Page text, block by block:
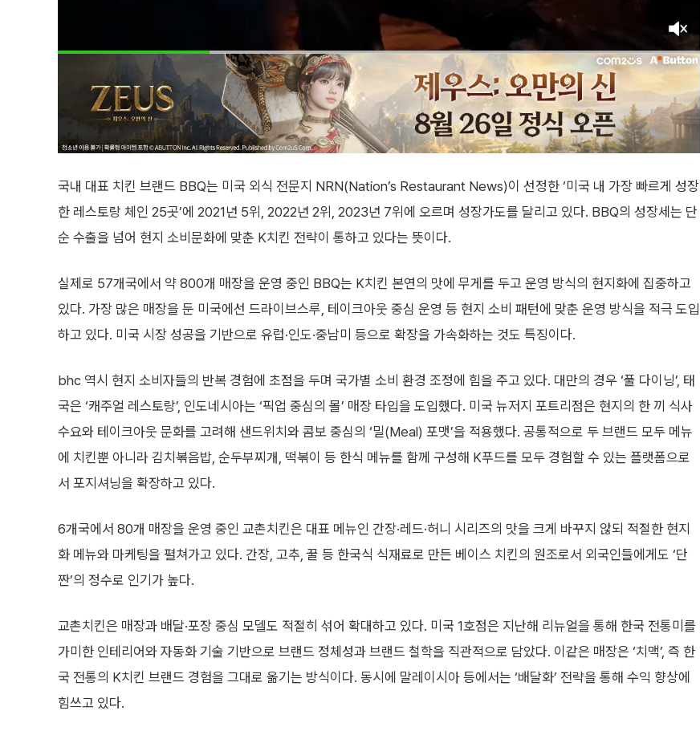
국내 대표 치킨 브랜드 BBQ는 미국 외식 전문지 NRN(Nation’s Restaurant News)이 선정한 ‘미국 내 가장 빠르게 성장
한 레스토랑 체인 25곳’에 2021년 5위, 2022년 2위, 2023년 7위에 오르며 성장가도를 달리고 있다. BBQ의 성장세는 단
순 수출을 넘어 현지 소비문화에 맞춘 K치킨 전략이 통하고 있다는 뜻이다.
실제로 57개국에서 약 800개 매장을 운영 중인 BBQ는 K치킨 본연의 맛에 무게를 두고 운영 방식의 현지화에 집중하고
있다. 가장 많은 매장을 둔 미국에선 드라이브스루, 테이크아웃 중심 운영 등 현지 소비 패턴에 맞춘 운영 방식을 적극 도입
하고 있다. 미국 시장 성공을 기반으로 유럽·인도·중남미 등으로 확장을 가속화하는 것도 특징이다.
bhc 역시 현지 소비자들의 반복 경험에 초점을 두며 국가별 소비 환경 조정에 힘을 주고 있다. 대만의 경우 ‘풀 다이닝’, 태
국은 ‘캐주얼 레스토랑’, 인도네시아는 ‘픽업 중심의 몰’ 매장 타입을 도입했다. 미국 뉴저지 포트리점은 현지의 한 끼 식사
수요와 테이크아웃 문화를 고려해 샌드위치와 콤보 중심의 ‘밀(Meal) 포맷’을 적용했다. 공통적으로 두 브랜드 모두 메뉴
에 치킨뿐 아니라 김치볶음밥, 순두부찌개, 떡볶이 등 한식 메뉴를 함께 구성해 K푸드를 모두 경험할 수 있는 플랫폼으로
서 포지셔닝을 확장하고 있다.
6개국에서 80개 매장을 운영 중인 교촌치킨은 대표 메뉴인 간장·레드·허니 시리즈의 맛을 크게 바꾸지 않되 적절한 현지
화 메뉴와 마케팅을 펼쳐가고 있다. 간장, 고추, 꿀 등 한국식 식재료로 만든 베이스 치킨의 원조로서 외국인들에게도 ‘단
짠’의 정수로 인기가 높다.
교촌치킨은 매장과 배달·포장 중심 모델도 적절히 섞어 확대하고 있다. 미국 1호점은 지난해 리뉴얼을 통해 한국 전통미를
가미한 인테리어와 자동화 기술 기반으로 브랜드 정체성과 브랜드 철학을 직관적으로 담았다. 이같은 매장은 ‘치맥’, 즉 한
국 전통의 K치킨 브랜드 경험을 그대로 옮기는 방식이다. 동시에 말레이시아 등에서는 ‘배달화’ 전략을 통해 수익 향상에
힘쓰고 있다.